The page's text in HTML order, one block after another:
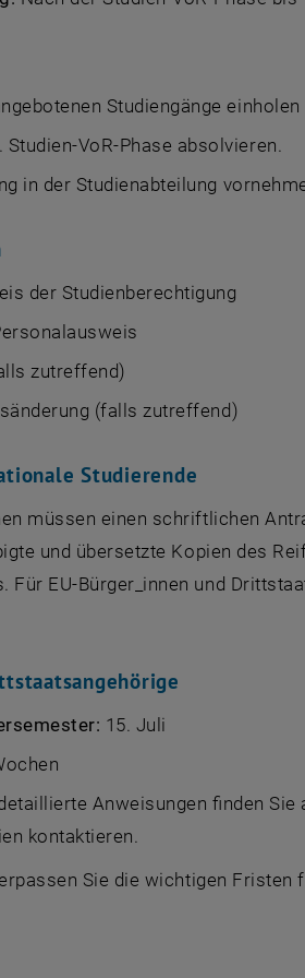
Studiengänge
VoR-Phase absolvieren.
in der Studienabteilung
der Studienberechtigung
zutreffend)
(falls zutreffend)
Studierende
müssen einen schriftlichen
und übersetzte Kopien des
Für EU-Bürger_innen und
15. Juli
Anweisungen finden Sie
kontaktieren.
Sie die wichtigen Fristen